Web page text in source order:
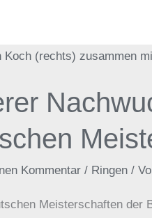
Kommentar / Ringen /
Meisterschaften der